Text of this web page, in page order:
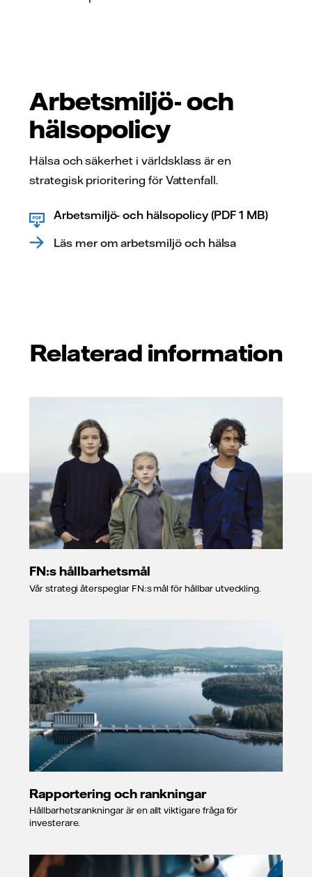
Arbetsmiljö- och
hälsopolicy
Hälsa och säkerhet i världsklass är en
strategisk prioritering för Vattenfall.
Arbetsmiljö- och hälsopolicy (PDF 1 MB)
Läs mer om arbetsmiljö och hälsa
Relaterad information
FN:s hållbarhetsmål
Vår strategi återspeglar FN:s mål för hållbar utveckling.
Rapportering och rankningar
Hållbarhetsrankningar är en allt viktigare fråga för
investerare.